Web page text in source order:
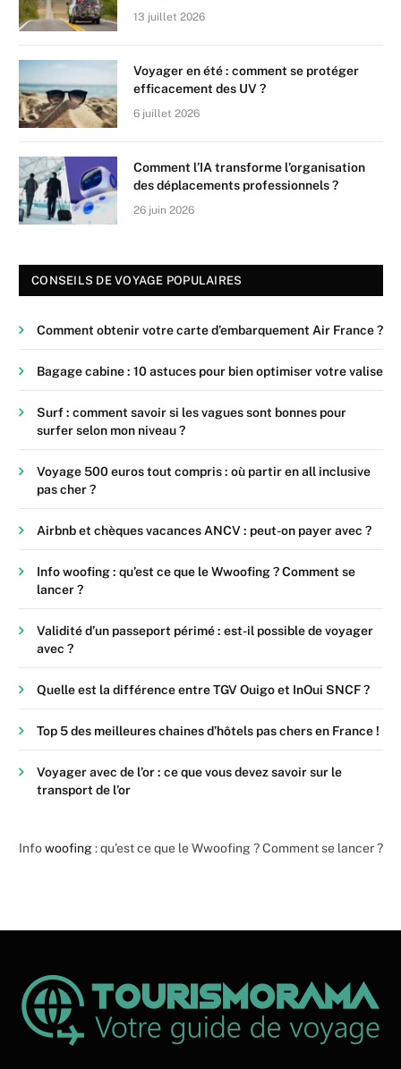
13 juillet 2026
Voyager en été : comment se protéger
efficacement des UV ?
6 juillet 2026
Comment l’IA transforme l’organisation
des déplacements professionnels ?
26 juin 2026
CONSEILS DE VOYAGE POPULAIRES
Comment obtenir votre carte d’embarquement Air France ?
Bagage cabine : 10 astuces pour bien optimiser votre valise
Surf : comment savoir si les vagues sont bonnes pour
surfer selon mon niveau ?
Voyage 500 euros tout compris : où partir en all inclusive
pas cher ?
Airbnb et chèques vacances ANCV : peut-on payer avec ?
Info woofing : qu’est ce que le Wwoofing ? Comment se
lancer ?
Validité d’un passeport périmé : est-il possible de voyager
avec ?
Quelle est la différence entre TGV Ouigo et InOui SNCF ?
Top 5 des meilleures chaines d’hôtels pas chers en France !
Voyager avec de l’or : ce que vous devez savoir sur le
transport de l’or
Infowoofing: qu’est ce que le Wwoofing ? Comment se lancer ?